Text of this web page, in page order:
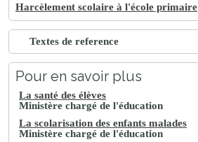
Harcèlement scolaire à l'école primaire
Textes de reference
Pour en savoir plus
La santé des élèves
Ministère chargé de l'éducation
La scolarisation des enfants malades
Ministère chargé de l'éducation